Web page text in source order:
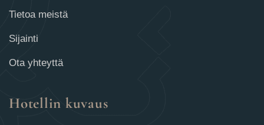
Tietoa meistä
Sijainti
Ota yhteyttä
Hotellin kuvaus